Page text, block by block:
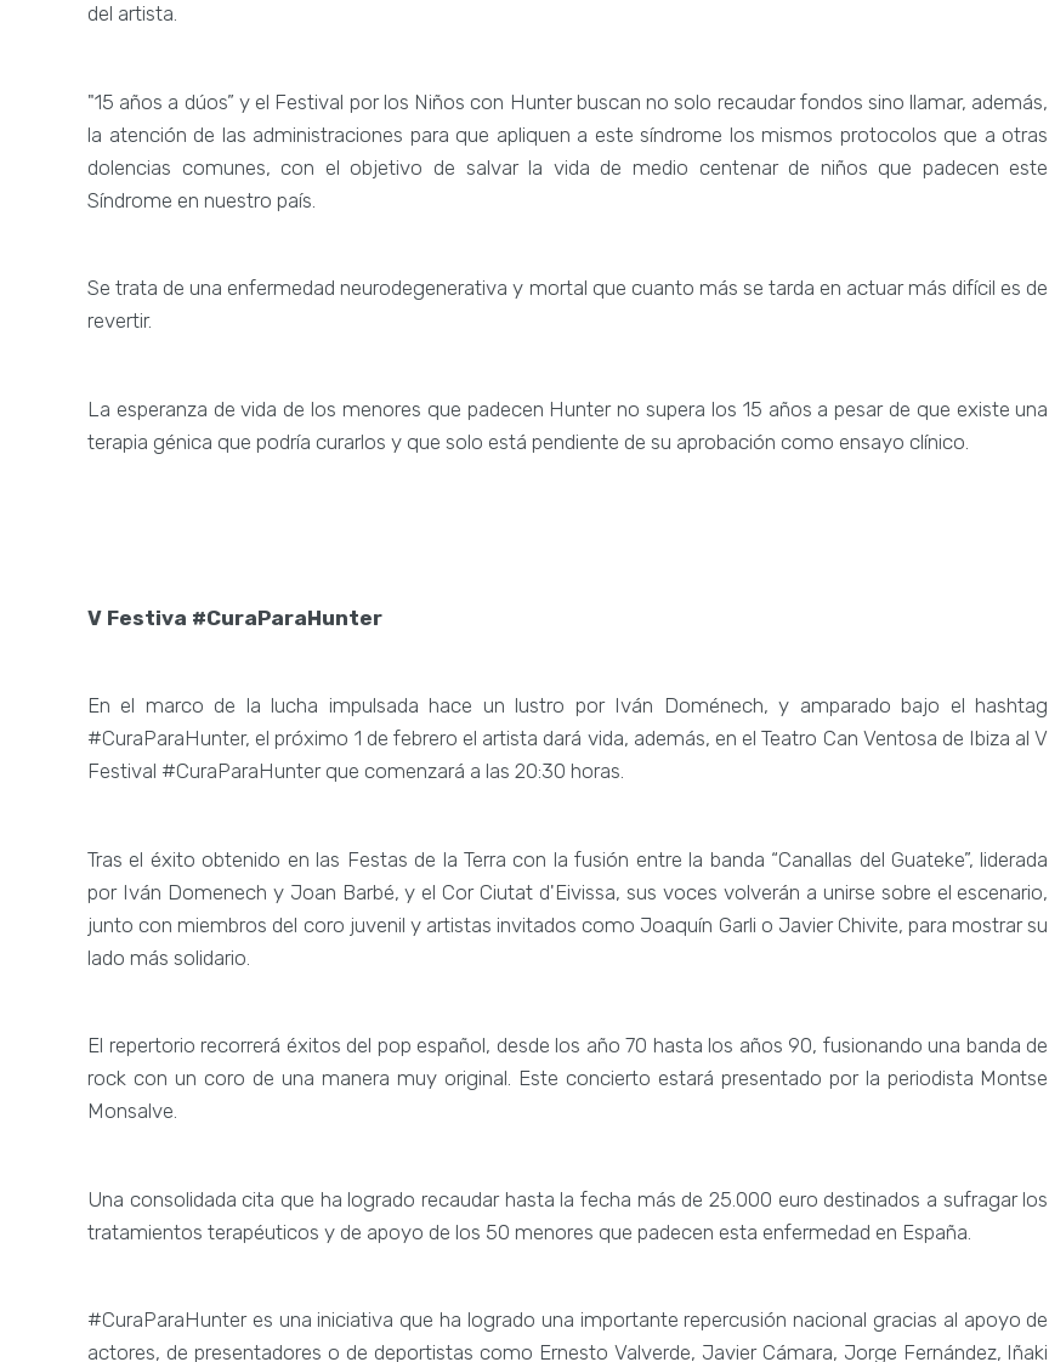
del artista.
"15 años a dúos” y el Festival por los Niños con Hunter buscan no solo recaudar fondos sino llamar, además,
la atención de las administraciones para que apliquen a este síndrome los mismos protocolos que a otras
dolencias comunes, con el objetivo de salvar la vida de medio centenar de niños que padecen este
Síndrome en nuestro país.
Se trata de una enfermedad neurodegenerativa y mortal que cuanto más se tarda en actuar más difícil es de
revertir.
La esperanza de vida de los menores que padecen Hunter no supera los 15 años a pesar de que existe una
terapia génica que podría curarlos y que solo está pendiente de su aprobación como ensayo clínico.
V Festiva #CuraParaHunter
En el marco de la lucha impulsada hace un lustro por Iván Doménech, y amparado bajo el hashtag
#CuraParaHunter, el próximo 1 de febrero el artista dará vida, además, en el Teatro Can Ventosa de Ibiza al V
Festival #CuraParaHunter que comenzará a las 20:30 horas.
Tras el éxito obtenido en las Festas de la Terra con la fusión entre la banda “Canallas del Guateke”, liderada
por Iván Domenech y Joan Barbé, y el Cor Ciutat d'Eivissa, sus voces volverán a unirse sobre el escenario,
junto con miembros del coro juvenil y artistas invitados como Joaquín Garli o Javier Chivite, para mostrar su
lado más solidario.
El repertorio recorrerá éxitos del pop español, desde los año 70 hasta los años 90, fusionando una banda de
rock con un coro de una manera muy original. Este concierto estará presentado por la periodista Montse
Monsalve.
Una consolidada cita que ha logrado recaudar hasta la fecha más de 25.000 euro destinados a sufragar los
tratamientos terapéuticos y de apoyo de los 50 menores que padecen esta enfermedad en España.
#CuraParaHunter es una iniciativa que ha logrado una importante repercusión nacional gracias al apoyo de
actores, de presentadores o de deportistas como Ernesto Valverde, Javier Cámara, Jorge Fernández, Iñaki